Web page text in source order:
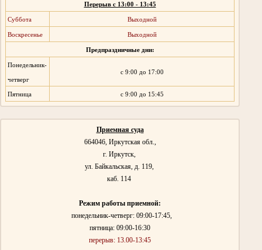
Перерыв с 13:00 - 13:45
Суббота Выходной
Воскресенье Выходной
Предпраздничные дни:
Понедельник-
четверг
с 9:00 до 17:00
Пятница с 9:00 до 15:45
Приемная суда
664046, Иркутская обл.,
г. Иркутск,
ул. Байкальская, д. 119,
каб. 114
Режим работы приемной:
понедельник-четверг: 09:00-17:45,
пятница: 09:00-16:30
перерыв: 13.00-13:45